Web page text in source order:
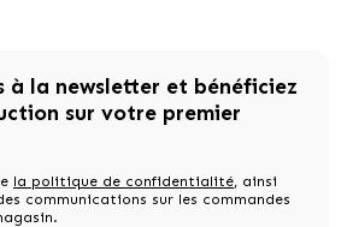
à la newsletter et bénéficiez
sur votre premier
la politique de confidentialité, ainsi
communications sur les commandes